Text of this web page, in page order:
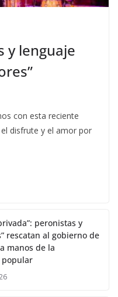
y lenguaje
con esta reciente
disfrute y el amor por
peronistas y
rescatan al gobierno de
manos de la
popular